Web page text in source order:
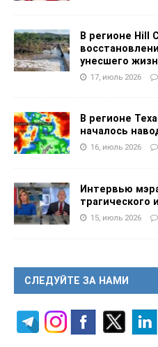
В регионе Hill
унесшего
17, июль 2026
В регионе
началось
16, июль 2026
Интервью
трагического
15, июль 2026
СЛЕДУЙТЕ ЗА НАМИ